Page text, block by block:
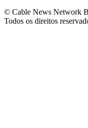
© Cable News Network
Todos os direitos